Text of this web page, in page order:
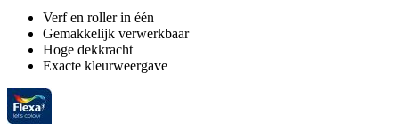
Verf en roller in één
Gemakkelijk verwerkbaar
Hoge dekkracht
Exacte kleurweergave